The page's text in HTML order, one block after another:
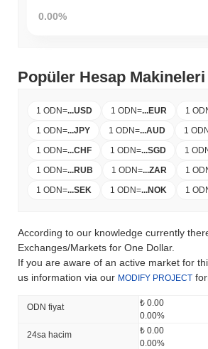
0.00%
Popüler Hesap Makineleri
1 ODN=...USD 1 ODN=...EUR 1
1 ODN=...JPY 1 ODN=...AUD 1
1 ODN=...CHF 1 ODN=...SGD 1
1 ODN=...RUB 1 ODN=...ZAR 1
1 ODN=...SEK 1 ODN=...NOK 1
According to our knowledge currently
Exchanges/Markets for One Dollar.
If you are aware of an active market for
us information via our MODIFY PROJECT
ODN fiyat
₺ 0.00
0.00%
24sa hacim
₺ 0.00
0.00%